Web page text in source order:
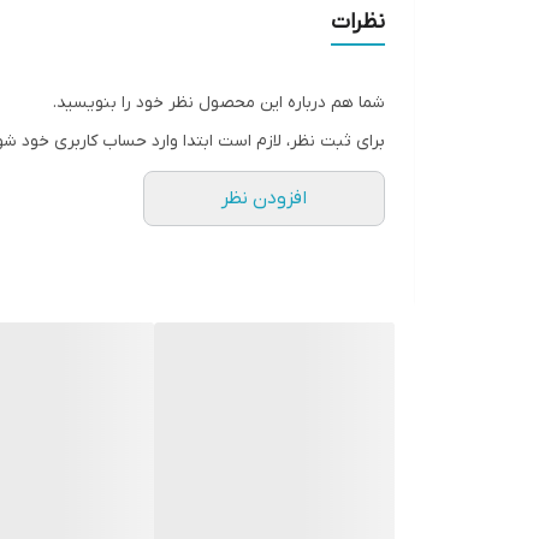
نظرات
شما هم درباره این محصول نظر خود را بنویسید.
برای ثبت نظر، لازم است ابتدا وارد حساب کاربری خود
افزودن نظر